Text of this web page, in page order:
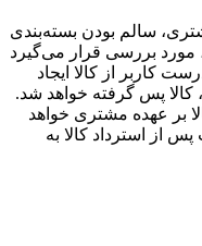
سالم بودن بسته‌بندی
مورد بررسی قرار می‌گیرد
کاربر از کالا ایجاد
پس گرفته خواهد شد.
بر عهده مشتری خواهد
مرجوعی تا ۷۲ ساعت پس از استرداد کالا به